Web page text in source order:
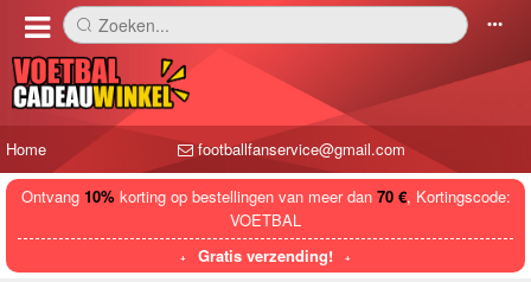
󰅼 Zoeken... 󰄒
Home footballfanservice@gmail.com
Ontvang 10%korting op bestellingen van meer dan 70 €, Kortingscode:
VOETBAL
Gratis verzending!